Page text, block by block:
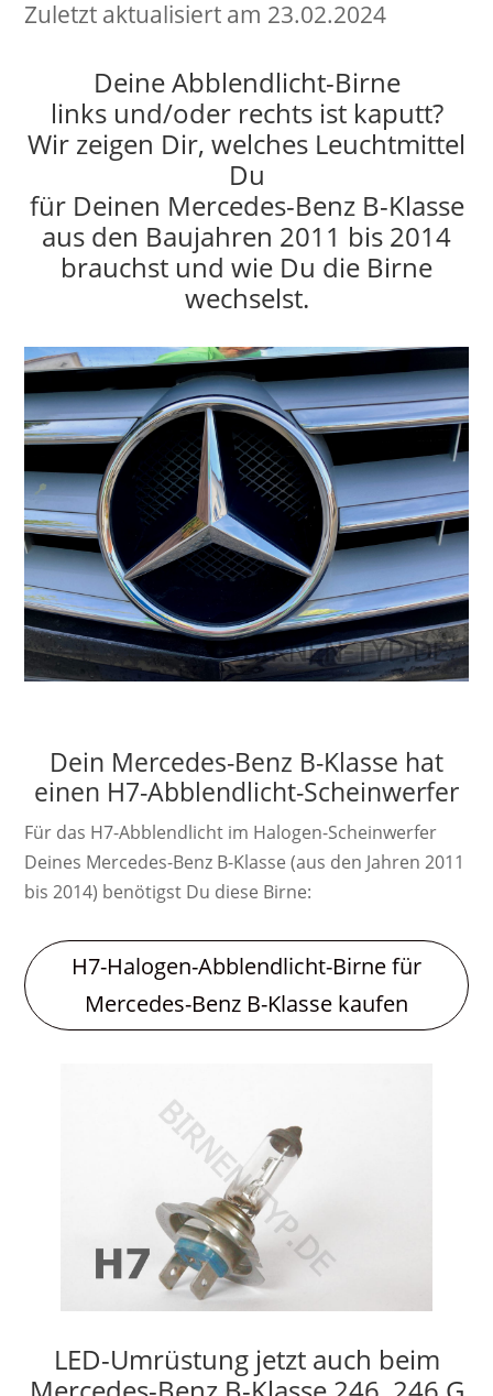
Zuletzt aktualisiert am 23.02.2024
Deine Abblendlicht-Birne
links und/oder rechts ist kaputt?
Wir zeigen Dir, welches Leuchtmittel
Du
für Deinen Mercedes-Benz B-Klasse
aus den Baujahren 2011 bis 2014
brauchst und wie Du die Birne
wechselst.
Dein Mercedes-Benz B-Klasse hat
einen H7-Abblendlicht-Scheinwerfer
Für das H7-Abblendlicht im Halogen-Scheinwerfer
Deines Mercedes-Benz B-Klasse (aus den Jahren 2011
bis 2014) benötigst Du diese Birne:
H7-Halogen-Abblendlicht-Birne für
Mercedes-Benz B-Klasse kaufen
LED-Umrüstung jetzt auch beim